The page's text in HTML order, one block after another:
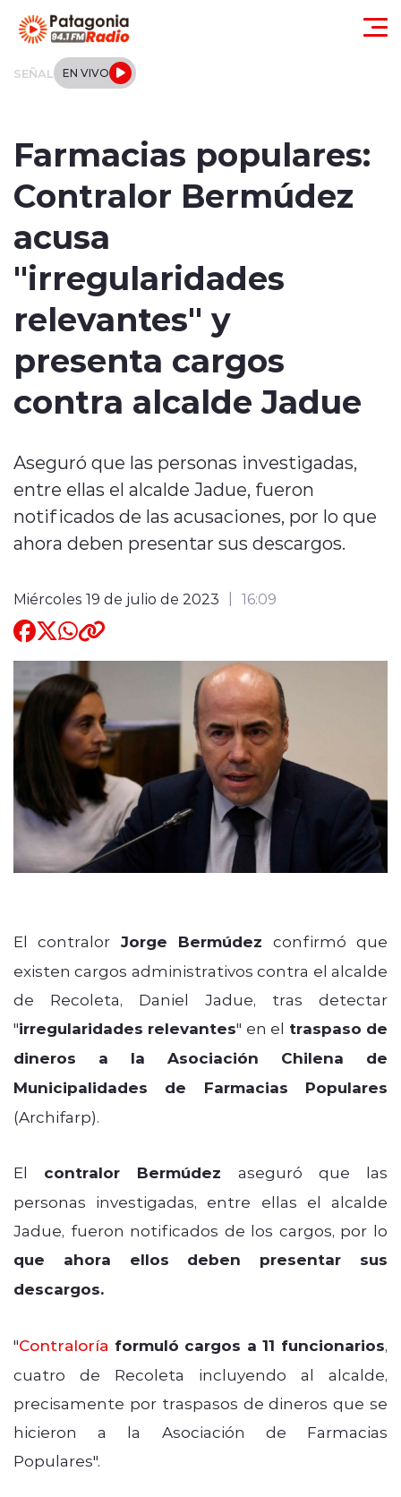
SEÑAL EN VIVO
Tendencias
Internacional
Entrevistas
Farmacias populares:
Contralor Bermúdez
acusa
"irregularidades
relevantes" y
presenta cargos
contra alcalde Jadue
Aseguró que las personas investigadas,
entre ellas el alcalde Jadue, fueron
notificados de las acusaciones, por lo que
ahora deben presentar sus descargos.
Miércoles 19 de julio de 2023 16:09
El contralor Jorge Bermúdez confirmó que
existen cargos administrativos contra el alcalde
de Recoleta, Daniel Jadue, tras detectar
"irregularidades relevantes" en el traspaso de
dineros a la Asociación Chilena de
Municipalidades de Farmacias Populares
(Archifarp).
El contralor Bermúdez aseguró que las
personas investigadas, entre ellas el alcalde
Jadue, fueron notificados de los cargos, por lo
que ahora ellos deben presentar sus
descargos.
"Contraloría formuló cargos a 11 funcionarios,
cuatro de Recoleta incluyendo al alcalde,
precisamente por traspasos de dineros que se
hicieron a la Asociación de Farmacias
Populares".